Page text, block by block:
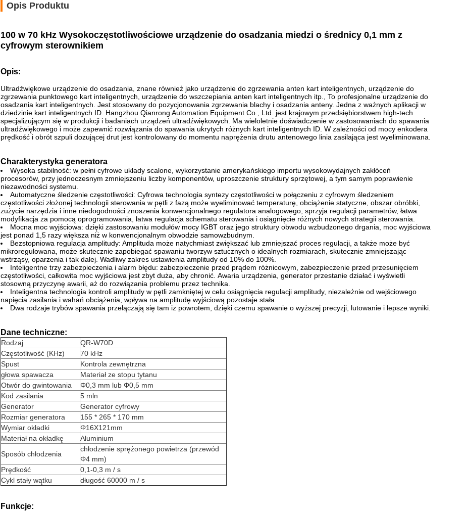
Opis Produktu
100 w 70 kHz Wysokoczęstotliwościowe urządzenie do osadzania miedzi o średnicy 0,1 mm z
cyfrowym sterownikiem
Opis:
Ultradźwiękowe urządzenie do osadzania, znane również jako urządzenie do zgrzewania anten kart inteligentnych, urządzenie do
zgrzewania punktowego kart inteligentnych, urządzenie do wszczepiania anten kart inteligentnych itp., To profesjonalne urządzenie do
osadzania kart inteligentnych. Jest stosowany do pozycjonowania zgrzewania blachy i osadzania anteny. Jedna z ważnych aplikacji w
dziedzinie kart inteligentnych ID. Hangzhou Qianrong Automation Equipment Co., Ltd. jest krajowym przedsiębiorstwem high-tech
specjalizującym się w produkcji i badaniach urządzeń ultradźwiękowych.
Ma wieloletnie doświadczenie w zastosowaniach do spawania
ultradźwiękowego i może zapewnić rozwiązania do spawania ukrytych różnych kart inteligentnych ID. W zależności od mocy enkodera
prędkość i obrót szpuli dozującej drut jest kontrolowany do momentu naprężenia drutu antenowego linia zasilająca jest wyeliminowana.
Charakterystyka generatora
Wysoka stabilność: w pełni cyfrowe układy scalone, wykorzystanie amerykańskiego importu wysokowydajnych zakłóceń
procesorów, przy jednoczesnym zmniejszeniu liczby komponentów, uproszczenie struktury sprzętowej, a tym samym poprawienie
niezawodności systemu.
Automatyczne śledzenie częstotliwości: Cyfrowa technologia syntezy częstotliwości w połączeniu z cyfrowym śledzeniem
częstotliwości złożonej technologii sterowania w pętli z fazą może wyeliminować temperaturę, obciążenie statyczne, obszar obróbki,
zużycie narzędzia i inne niedogodności znoszenia konwencjonalnego regulatora analogowego, sprzyja regulacji parametrów, łatwa
modyfikacja za pomocą oprogramowania, łatwa regulacja schematu sterowania i osiągnięcie różnych nowych strategii sterowania.
Mocna moc wyjściowa: dzięki zastosowaniu modułów mocy IGBT oraz jego struktury obwodu wzbudzonego drgania, moc wyjściowa
jest ponad 1,5 razy większa niż w konwencjonalnym obwodzie samowzbudnym.
Bezstopniowa regulacja amplitudy: Amplituda może natychmiast zwiększać lub zmniejszać proces regulacji, a także może być
mikroregulowana, może skutecznie zapobiegać spawaniu tworzyw sztucznych o idealnych rozmiarach, skutecznie zmniejszając
wstrząsy, oparzenia i tak dalej. Wadliwy zakres ustawienia amplitudy od 10% do 100%.
Inteligentne trzy zabezpieczenia i alarm błędu: zabezpieczenie przed prądem różnicowym, zabezpieczenie przed przesunięciem
częstotliwości, całkowita moc wyjściowa jest zbyt duża, aby chronić. Awaria urządzenia, generator przestanie działać i wyświetli
stosowną przyczynę awarii, aż do rozwiązania problemu przez technika.
Inteligentna technologia kontroli amplitudy w pętli zamkniętej w celu osiągnięcia regulacji amplitudy, niezależnie od wejściowego
napięcia zasilania i wahań obciążenia, wpływa na amplitudę wyjściową pozostaje stała.
Dwa rodzaje trybów spawania przełączają się tam iz powrotem, dzięki czemu spawanie o wyższej precyzji, lutowanie i lepsze wyniki.
Dane techniczne:
Rodzaj
QR-W70D
Częstotliwość (KHz)
70 kHz
Spust
Kontrola zewnętrzna
głowa spawacza
Materiał ze stopu tytanu
Otwór do gwintowania
Φ0,3 mm lub Φ0,5 mm
Kod zasilania
5 mln
Generator
Generator cyfrowy
Rozmiar generatora
155 * 265 * 170 mm
Wymiar okładki
Φ16X121mm
Materiał na okładkę
Aluminium
Sposób chłodzenia
chłodzenie sprężonego powietrza (przewód
Φ4 mm)
Prędkość
0,1-0,3 m / s
Cykl stały wątku
długość 60000 m / s
Funkcje: